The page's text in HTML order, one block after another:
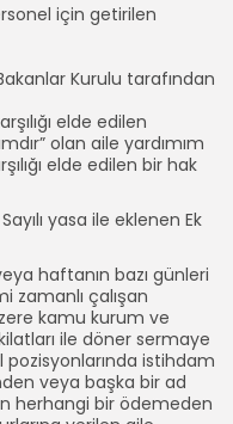
için getirilen
Kurulu tarafından
elde edilen
olan aile yardımım
elde edilen bir hak
yasa ile eklenen Ek
haftanın bazı günleri
zamanlı çalışan
kamu kurum ve
ile döner sermaye
istihdam
veya başka bir ad
herhangi bir ödemeden